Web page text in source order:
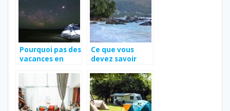
Pourquoi pas des
vacances en
Ce que vous
devez savoir
voyagez aux
Seychelles